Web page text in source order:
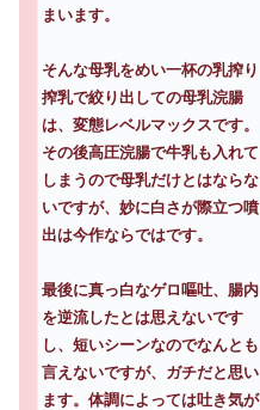
まいます。
そんな母乳をめい一杯の乳搾り
搾乳で絞り出しての母乳浣腸
は、変態レベルマックスです。
その後高圧浣腸で牛乳も入れて
しまうので母乳だけとはならな
いですが、妙に白さが際立つ噴
出は今作ならではです。
最後に真っ白なゲロ嘔吐、腸内
を逆流したとは思えないです
し、短いシーンなのでなんとも
言えないですが、ガチだと思い
ます。体調によっては吐き気が